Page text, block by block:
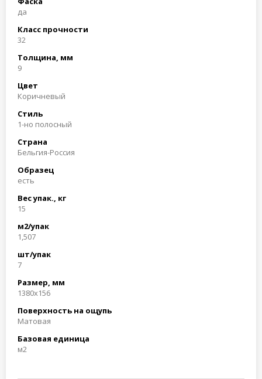
да
Класс прочности
32
Толщина, мм
9
Цвет
Коричневый
Стиль
1-но полосный
Страна
Бельгия-Россия
Образец
есть
Вес упак., кг
15
м2/упак
1,507
шт/упак
7
Размер, мм
1380x156
Поверхность на ощупь
Матовая
Базовая единица
м2